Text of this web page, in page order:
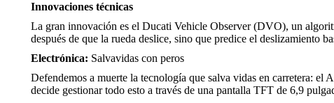
Innovaciones técnicas
La gran innovación es el Ducati Vehicle Observer (DVO), un
después de que la rueda deslice, sino que predice el deslizamiento
Electrónica: Salvavidas con peros
Defendemos a muerte la tecnología que salva vidas en carretera:
decide gestionar todo esto a través de una pantalla TFT de 6,9